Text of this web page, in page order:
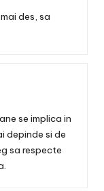
des, sa
se implica in
depinde si de
sa respecte